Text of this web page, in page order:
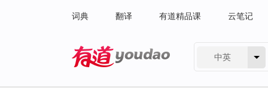
词典 翻译 有道精品课 云笔记
中英